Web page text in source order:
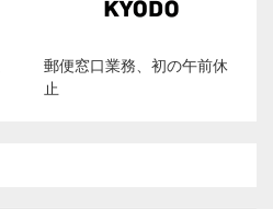
郵便窓口業務、初の午前休
止